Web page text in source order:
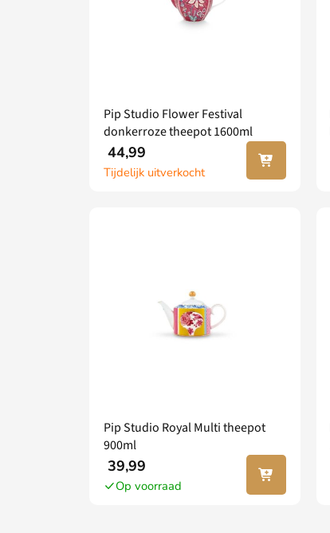
Pip Studio Flower Festival
donkerroze theepot 1600ml
44,99
Tijdelijk uitverkocht
Lees
verder
Pip Studio Royal Multi theepot
900ml
39,99
Op voorraad
In jouw
winkel